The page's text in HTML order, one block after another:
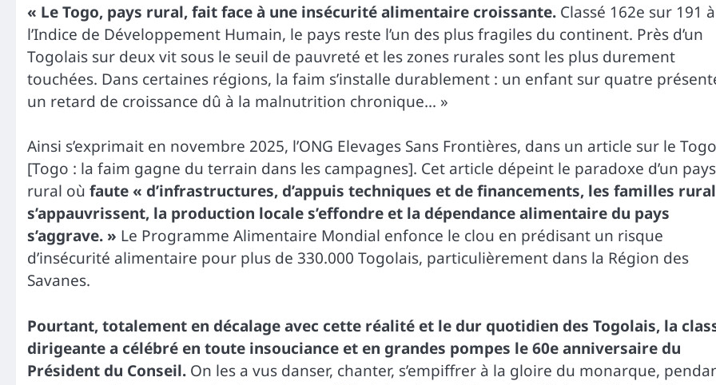
« Le Togo, pays rural, fait face à une insécurité alimentaire croissante. Classé 162e sur 191 à
l’Indice de Développement Humain, le pays reste l’un des plus fragiles du continent. Près d’un
Togolais sur deux vit sous le seuil de pauvreté et les zones rurales sont les plus durement
touchées. Dans certaines régions, la faim s’installe durablement : un enfant sur quatre
un retard de croissance dû à la malnutrition chronique… »
Ainsi s’exprimait en novembre 2025, l’ONG Elevages Sans Frontières, dans un article sur le Togo
[Togo : la faim gagne du terrain dans les campagnes]. Cet article dépeint le paradoxe d’un pays
rural où faute « d’infrastructures, d’appuis techniques et de financements, les familles
s’appauvrissent, la production locale s’effondre et la dépendance alimentaire du pays
s’aggrave. » Le Programme Alimentaire Mondial enfonce le clou en prédisant un risque
d’insécurité alimentaire pour plus de 330.000 Togolais, particulièrement dans la Région des
Savanes.
Pourtant, totalement en décalage avec cette réalité et le dur quotidien des Togolais, la
dirigeante a célébré en toute insouciance et en grandes pompes le 60e anniversaire du
Président du Conseil. On les a vus danser, chanter, s’empiffrer à la gloire du monarque,